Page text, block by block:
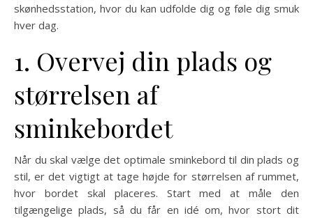
skønhedsstation, hvor du kan udfolde dig og føle dig smuk
hver dag.
1. Overvej din plads og
størrelsen af ​​
sminkebordet
Når du skal vælge det optimale sminkebord til din plads og
stil, er det vigtigt at tage højde for størrelsen af rummet,
hvor bordet skal placeres. Start med at måle den
tilgængelige plads, så du får en idé om, hvor stort dit